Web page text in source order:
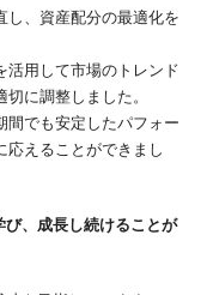
し、資産配分の最適化を
活用して市場のトレンド
に調整しました。
間でも安定したパフォー
応えることができまし
、成長し続けることが